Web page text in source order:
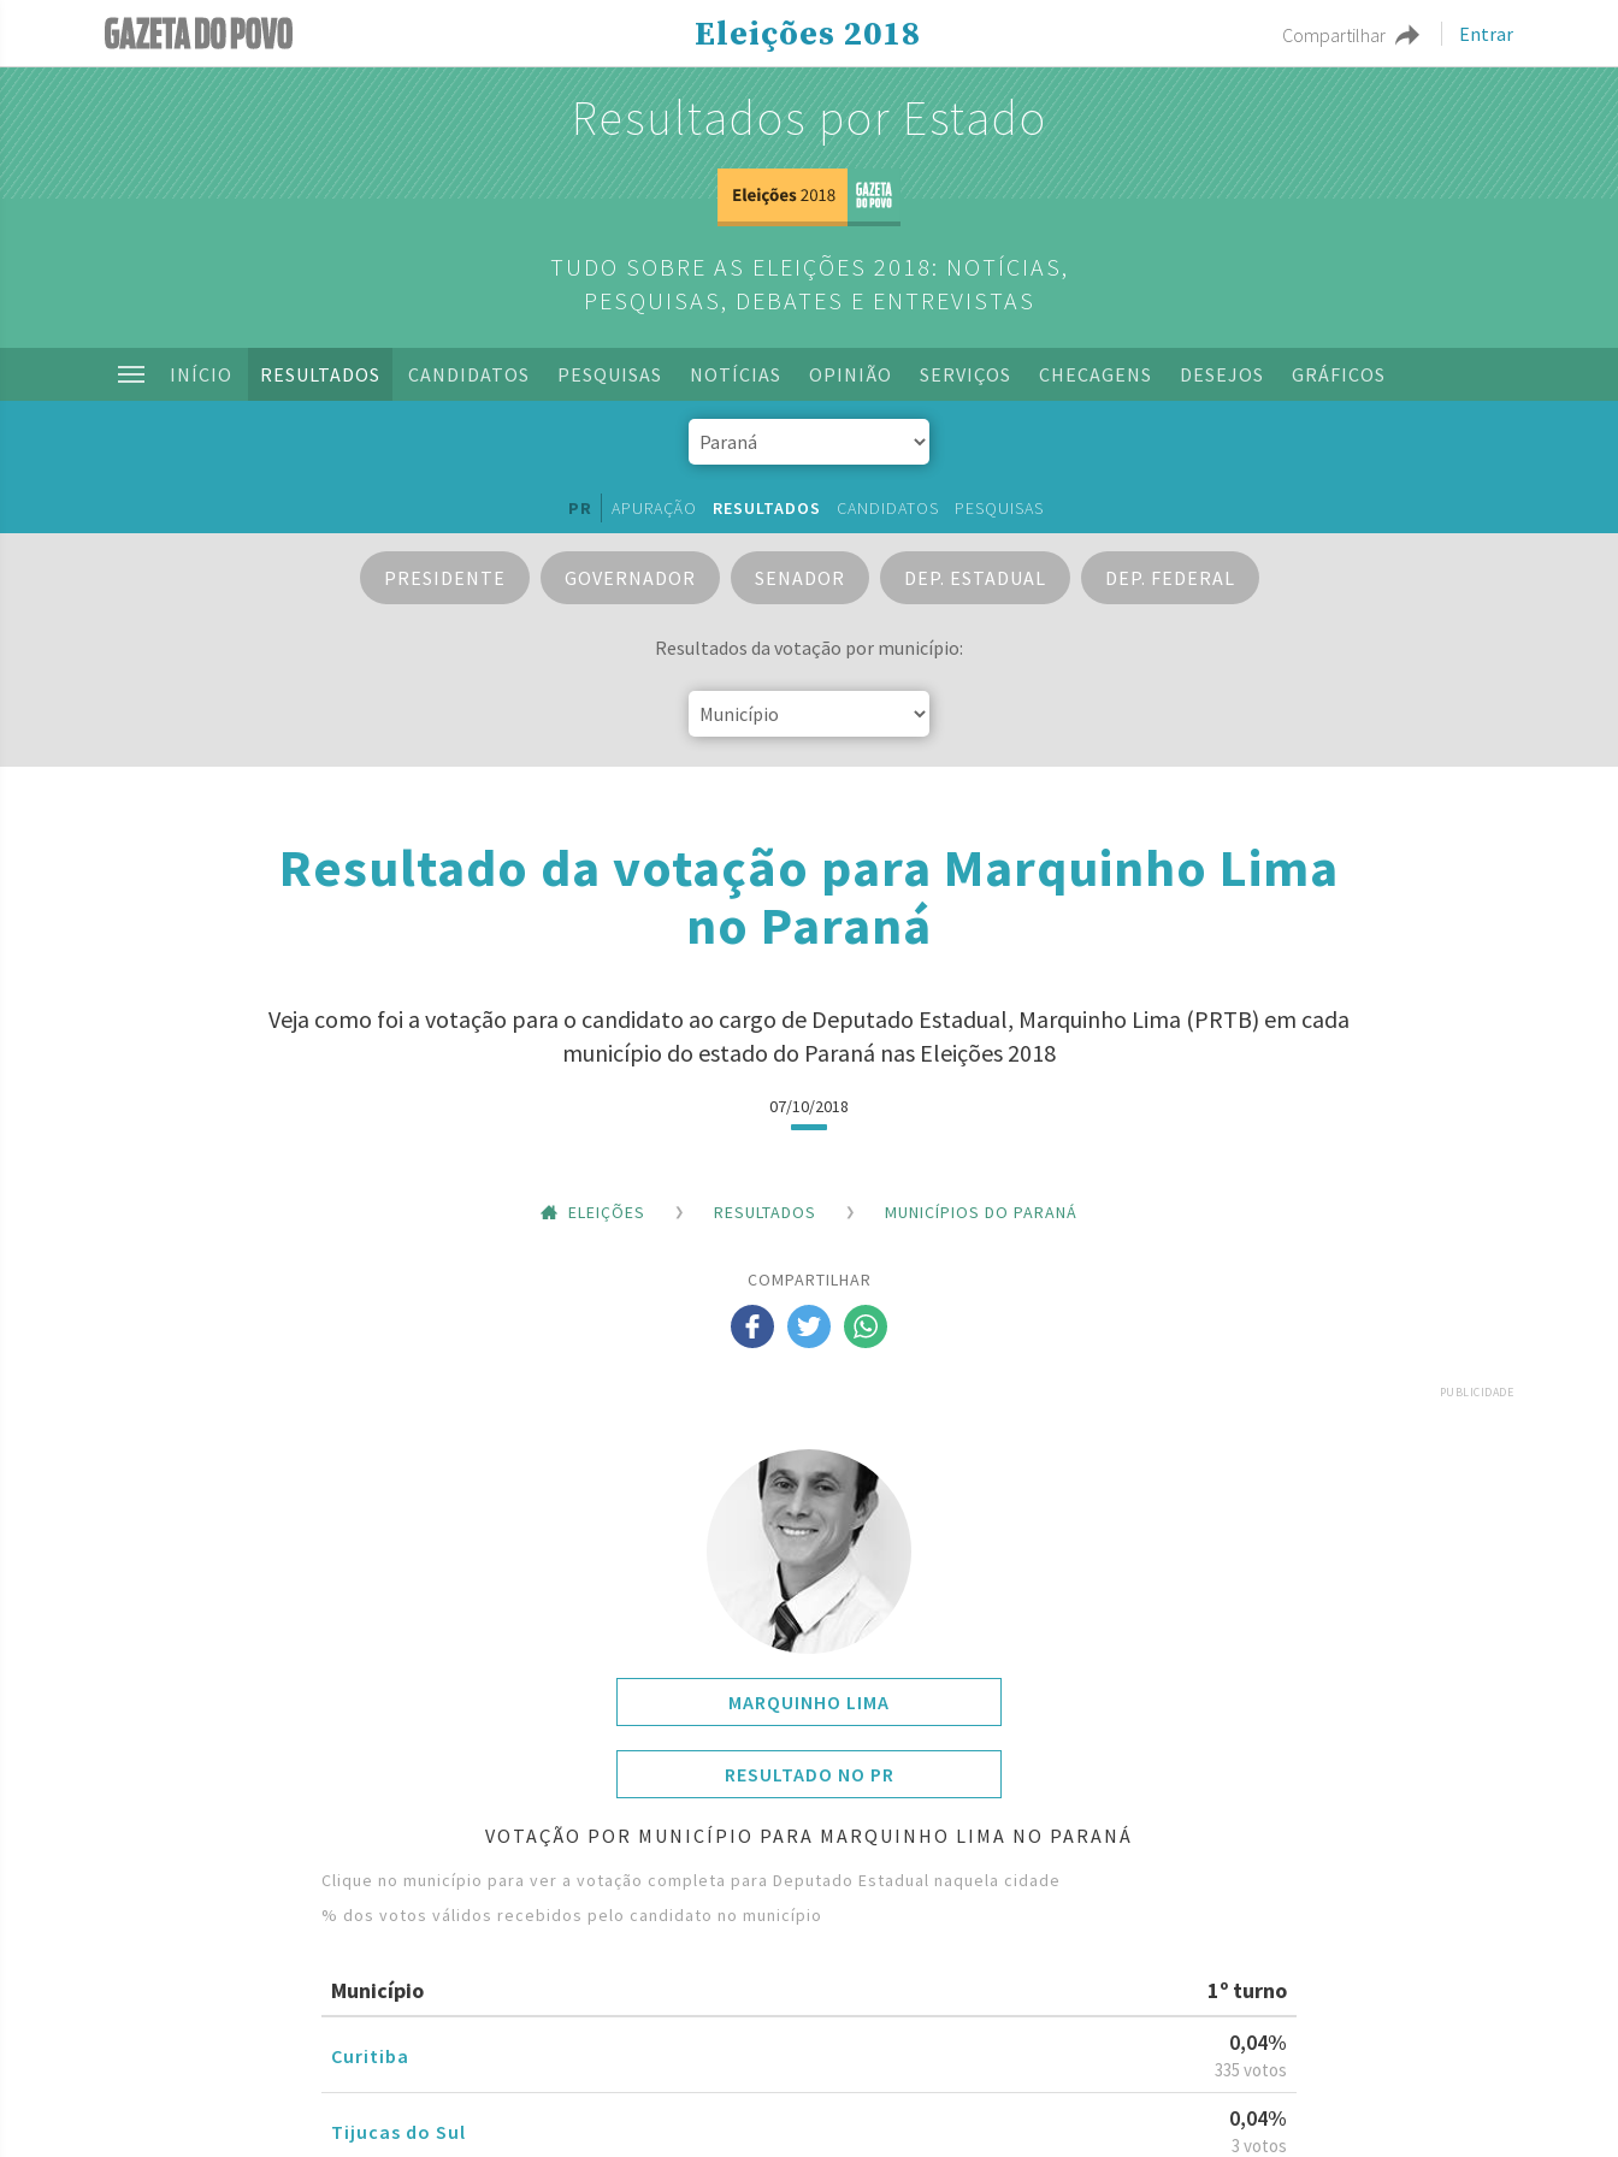
Compartilhar Entrar
Eleições 2018
Resultados por Estado
TUDO SOBRE AS ELEIÇÕES 2018: NOTÍCIAS,
PESQUISAS, DEBATES E ENTREVISTAS
INÍCIO RESULTADOS CANDIDATOS PESQUISAS NOTÍCIAS OPINIÃO SERVIÇOS CHECAGENS DESEJOS GRÁFICOS
PR APURAÇÃO RESULTADOS CANDIDATOS PESQUISAS
PRESIDENTE GOVERNADOR SENADOR DEP. ESTADUAL DEP. FEDERAL
Resultados da votação por município:
Resultado da votação para Marquinho Lima
no Paraná
Veja como foi a votação para o candidato ao cargo de Deputado Estadual, Marquinho Lima (PRTB) em cada
município do estado do Paraná nas Eleições 2018
07/10/2018
ELEIÇÕES RESULTADOS MUNICÍPIOS DO PARANÁ
COMPARTILHAR
PUBLICIDADE
MARQUINHO LIMA
RESULTADO NO PR
VOTAÇÃO POR MUNICÍPIO PARA MARQUINHO LIMA NO PARANÁ
Clique no município para ver a votação completa para Deputado Estadual naquela cidade
% dos votos válidos recebidos pelo candidato no município
Município 1º turno
Curitiba
0,04%
335 votos
Tijucas do Sul
0,04%
3 votos